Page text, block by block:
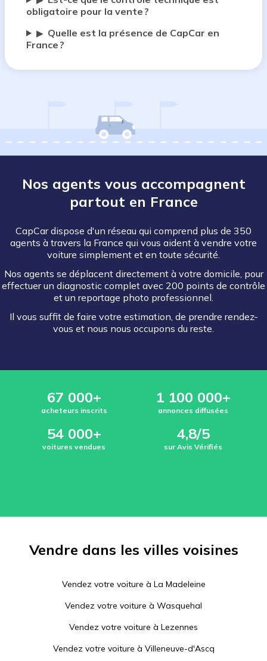
obligatoire pour la vente ?
▶ Quelle est la présence de CapCar en
France ?
Nos agents vous accompagnent
partout en France
CapCar dispose d'un réseau qui comprend plus de 350
agents à travers la France qui vous aident à vendre votre
voiture simplement et en toute sécurité.
Nos agents se déplacent directement à votre domicile, pour
effectuer un diagnostic complet avec 200 points de contrôle
et un reportage photo professionnel.
Il vous suffit de faire votre estimation, de prendre rendez-
vous et nous nous occupons du reste.
67 000+
acheteurs inscrits
1 100 000+
annonces diffusées
54 000+
voitures vendues
4,8/5
sur Avis Vérifiés
Vendre dans les villes voisines
Vendez votre voiture à La Madeleine
Vendez votre voiture à Wasquehal
Vendez votre voiture à Lezennes
Vendez votre voiture à Villeneuve-d'Ascq